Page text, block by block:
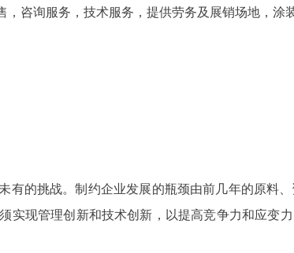
咨询服务，技术服务，提供劳务及展销场地，涂
的挑战。制约企业发展的瓶颈由前几年的原料
现管理创新和技术创新，以提高竞争力和应变